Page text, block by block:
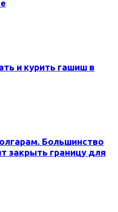
и курить гашиш в
Большинство
закрыть границу для